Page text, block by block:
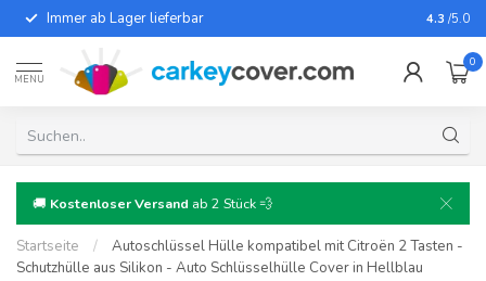
Immer ab Lager lieferbar Für fast
4.3 /5.0
MENU
0
🚚 Kostenloser Versand ab 2 Stück 💨
Startseite /
Autoschlüssel Hülle kompatibel mit Citroën 2 Tasten -
Schutzhülle aus Silikon - Auto Schlüsselhülle Cover in Hellblau